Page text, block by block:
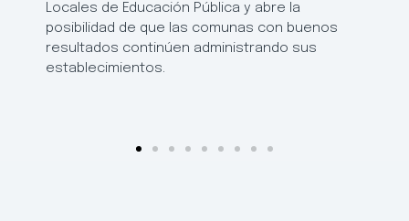
Locales de Educación Pública y abre la
posibilidad de que las comunas con buenos
resultados continúen administrando sus
establecimientos.